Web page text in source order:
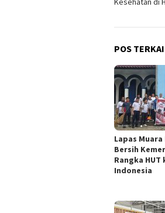
POS
Lapas
Bersih
Rangka HUT
Indonesia